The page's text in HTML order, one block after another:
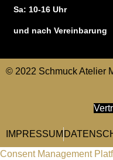
Sa: 10-16 Uhr
und nach Vereinbarung
© 2022 Schmuck Atelier
IMPRESSUM
Consent Management